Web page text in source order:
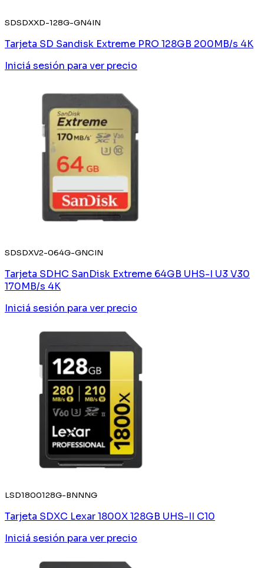
SDSDXXD-128G-GN4IN
Tarjeta SD Sandisk Extreme PRO 128GB 200MB/s 4K
Iniciá sesión para ver precio
SDSDXV2-064G-GNCIN
Tarjeta SDHC SanDisk Extreme 64GB UHS-I U3 V30
170MB/s 4K
Iniciá sesión para ver precio
LSD1800128G-BNNNG
Tarjeta SDXC Lexar 1800X 128GB UHS-II C10
Iniciá sesión para ver precio